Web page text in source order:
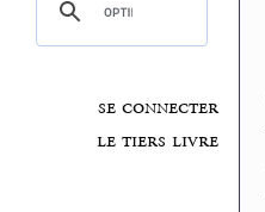
se connecter
le tiers livre